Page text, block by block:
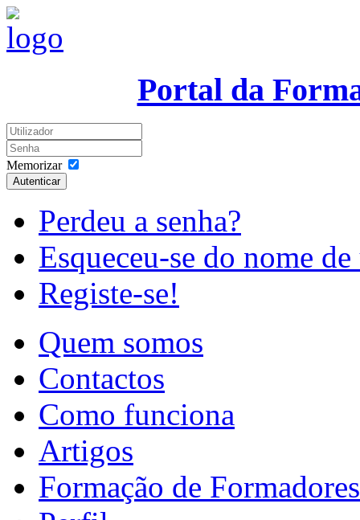
Portal da
Memorizar
Autenticar
Perdeu a senha?
Esqueceu-se do nome
Registe-se!
Quem somos
Contactos
Como funciona
Artigos
Formação de Formadores